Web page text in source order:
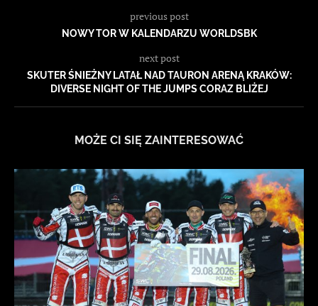
previous post
NOWY TOR W KALENDARZU WORLDSBK
next post
SKUTER ŚNIEŻNY LATAŁ NAD TAURON ARENĄ KRAKÓW:
DIVERSE NIGHT OF THE JUMPS CORAZ BLIŻEJ
MOŻE CI SIĘ ZAINTERESOWAĆ